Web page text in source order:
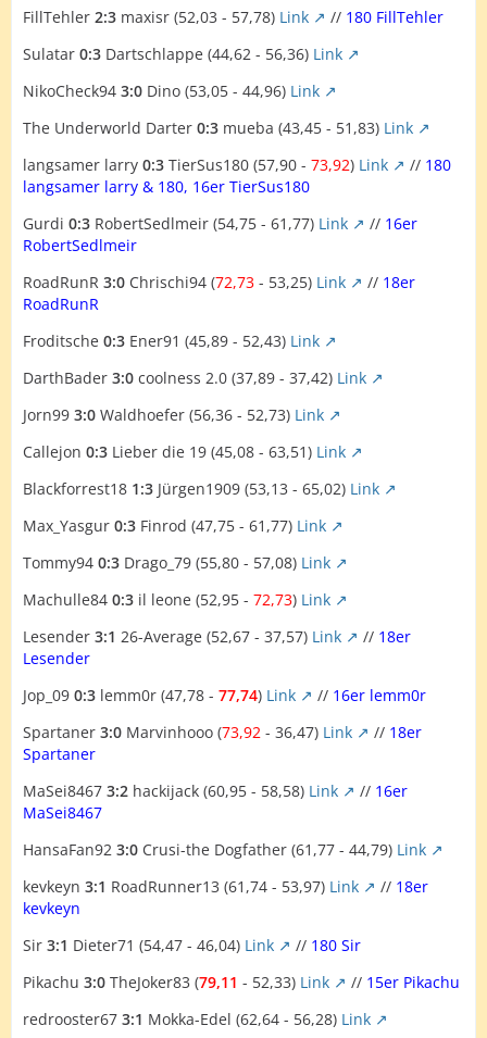
FillTehler 2:3 maxisr (52,03 - 57,78) Link // 180 FillTehler
Sulatar 0:3 Dartschlappe (44,62 - 56,36) Link
NikoCheck94 3:0 Dino (53,05 - 44,96) Link
The Underworld Darter 0:3 mueba (43,45 - 51,83) Link
langsamer larry 0:3 TierSus180 (57,90 - 73,92) Link // 180
langsamer larry & 180, 16er TierSus180
Gurdi 0:3 RobertSedlmeir (54,75 - 61,77) Link // 16er
RobertSedlmeir
RoadRunR 3:0 Chrischi94 (72,73 - 53,25) Link // 18er
RoadRunR
Froditsche 0:3 Ener91 (45,89 - 52,43) Link
DarthBader 3:0 coolness 2.0 (37,89 - 37,42) Link
Jorn99 3:0 Waldhoefer (56,36 - 52,73) Link
Callejon 0:3 Lieber die 19 (45,08 - 63,51) Link
Blackforrest18 1:3 Jürgen1909 (53,13 - 65,02) Link
Max_Yasgur 0:3 Finrod (47,75 - 61,77) Link
Tommy94 0:3 Drago_79 (55,80 - 57,08) Link
Machulle84 0:3 il leone (52,95 - 72,73) Link
Lesender 3:1 26-Average (52,67 - 37,57) Link // 18er
Lesender
Jop_09 0:3 lemm0r (47,78 - 77,74) Link // 16er lemm0r
Spartaner 3:0 Marvinhooo (73,92 - 36,47) Link // 18er
Spartaner
MaSei8467 3:2 hackijack (60,95 - 58,58) Link // 16er
MaSei8467
HansaFan92 3:0 Crusi-the Dogfather (61,77 - 44,79) Link
kevkeyn 3:1 RoadRunner13 (61,74 - 53,97) Link // 18er
kevkeyn
Sir 3:1 Dieter71 (54,47 - 46,04) Link // 180 Sir
Pikachu 3:0 TheJoker83 (79,11 - 52,33) Link // 15er Pikachu
redrooster67 3:1 Mokka-Edel (62,64 - 56,28) Link